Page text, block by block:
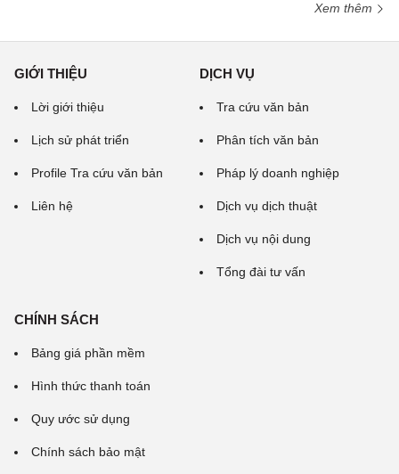
Xem thêm
GIỚI THIỆU
Lời giới thiệu
Lịch sử phát triển
Profile Tra cứu văn bản
Liên hệ
DỊCH VỤ
Tra cứu văn bản
Phân tích văn bản
Pháp lý doanh nghiệp
Dịch vụ dịch thuật
Dịch vụ nội dung
Tổng đài tư vấn
CHÍNH SÁCH
Bảng giá phần mềm
Hình thức thanh toán
Quy ước sử dụng
Chính sách bảo mật